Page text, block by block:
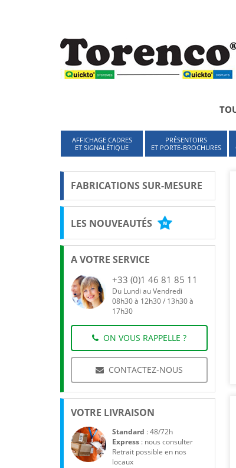
AFFICHAGE CADRES
ET SIGNALÉTIQUE
PRÉSENTOIRS
ET PORTE-BROCHURES
FABRICATIONS SUR-MESURE
LES NOUVEAUTÉS
A VOTRE SERVICE
+33 (0)1 46 81 85 11
Du Lundi au Vendredi
08h30 à 12h30 / 13h30 à
17h30
ON VOUS RAPPELLE ?
CONTACTEZ-NOUS
VOTRE LIVRAISON
Standard : 48/72h
Express : nous consulter
Retrait possible en nos
locaux